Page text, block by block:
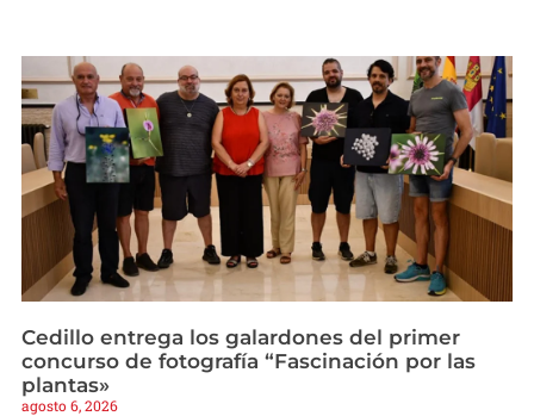
Cedillo entrega los galardones del primer
concurso de fotografía “Fascinación por las
plantas»
agosto 6, 2026